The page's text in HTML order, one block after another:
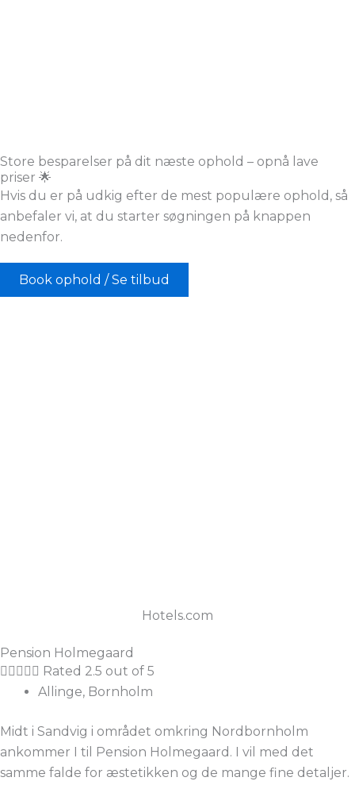
Store besparelser på dit næste ophold – opnå lave
priser 🌟
Hvis du er på udkig efter de mest populære ophold, så
anbefaler vi, at du starter søgningen på knappen
nedenfor.
Book ophold / Se tilbud
Hotels.com
Pension Holmegaard
     Rated 2.5 out of 5
Allinge, Bornholm
Midt i Sandvig i området omkring Nordbornholm
ankommer I til Pension Holmegaard. I vil med det
samme falde for æstetikken og de mange fine detaljer.